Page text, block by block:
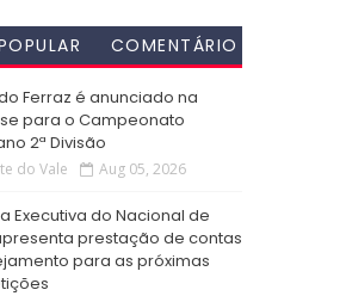
COMENTÁRIO
Ferraz é anunciado na
para o Campeonato
2ª Divisão
do Vale Aug 05, 2026
Executiva do Nacional de
prestação de contas
para as próximas